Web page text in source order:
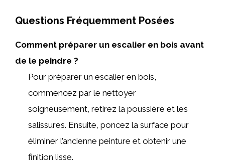
Questions Fréquemment Posées
Comment préparer un escalier en bois avant
de le peindre ?
Pour préparer un escalier en bois,
commencez par le nettoyer
soigneusement, retirez la poussière et les
salissures. Ensuite, poncez la surface pour
éliminer l’ancienne peinture et obtenir une
finition lisse.